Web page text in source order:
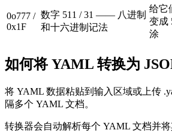
0o777 /
0x1F
数字 511 / 31 —— 八进制
和十六进制记法
给它
变成
涂
如何将 YAML 转换为
将 YAML 数据粘贴到输入区域或上传
隔多个 YAML 文档。
转换器会自动解析每个 YAML 文档并将